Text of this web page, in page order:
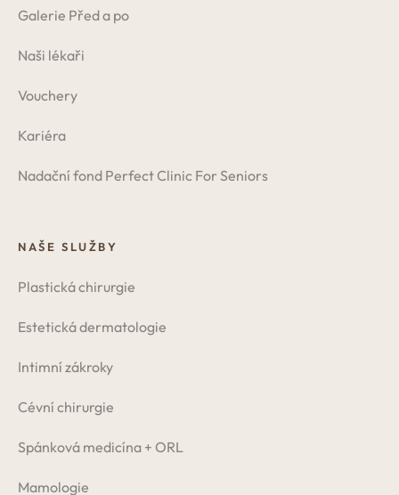
Galerie Před a po
Naši lékaři
Vouchery
Kariéra
Nadační fond Perfect Clinic For Seniors
NAŠE SLUŽBY
Plastická chirurgie
Estetická dermatologie
Intimní zákroky
Cévní chirurgie
Spánková medicína + ORL
Mamologie